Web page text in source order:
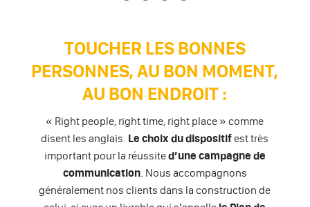
TOUCHER LES BONNES
PERSONNES, AU BON MOMENT,
AU BON ENDROIT :
« Right people, right time, right place » comme
disent les anglais. Le choix du dispositifest très
important pour la réussited’une campagne de
communication. Nous accompagnons
généralement nos clients dans la construction de